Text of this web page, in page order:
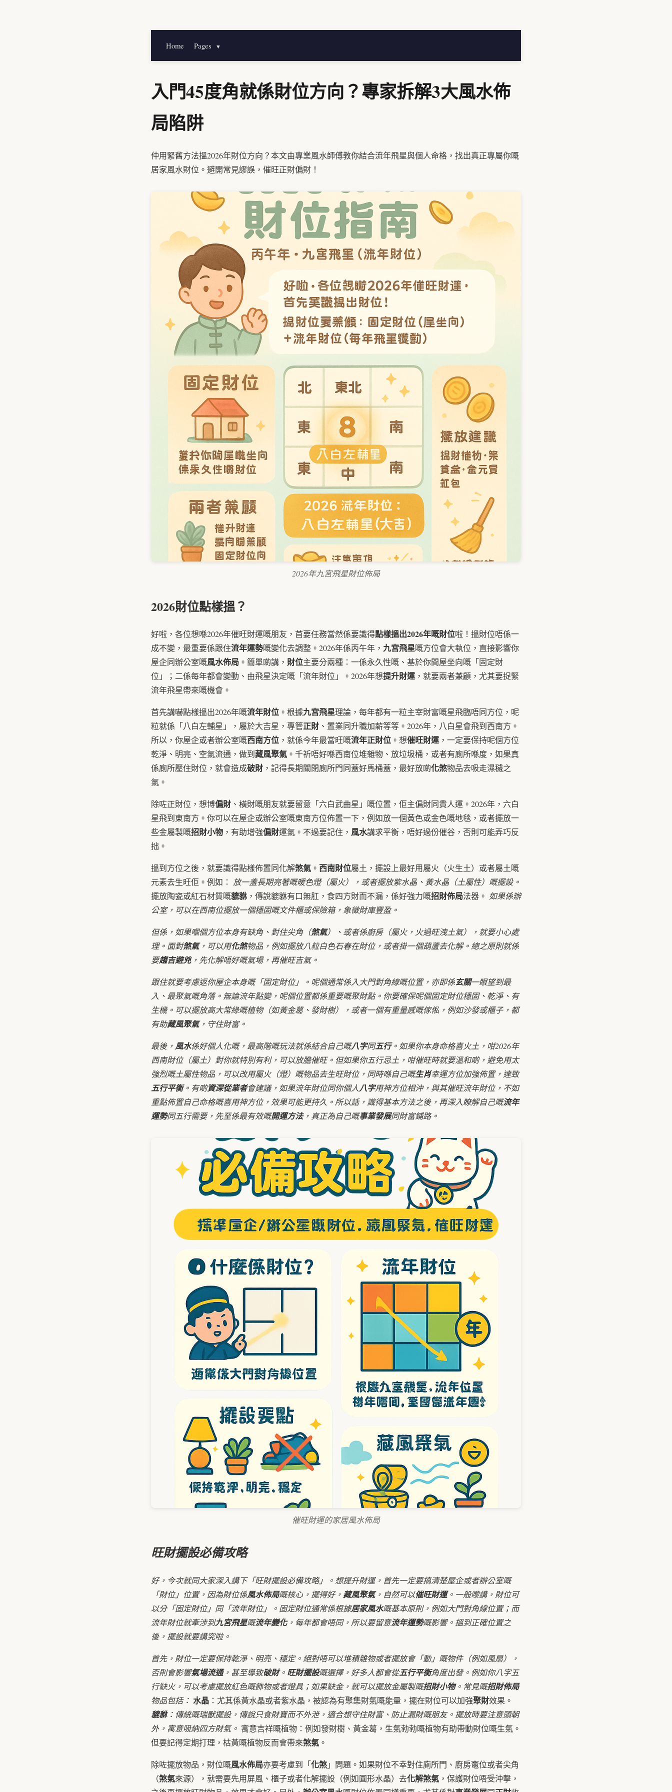
Home Pages ▼
入門45度角就係財位方向？專家拆解3大風水佈
局陷阱
仲用緊舊方法搵2026年財位方向？本文由專業風水師傅教你結合流年飛星與個人命格，找出真正專屬你嘅
居家風水財位。避開常見謬誤，催旺正財偏財！
2026年九宮飛星財位佈局
2026財位點樣搵？
好啦，各位想喺2026年催旺財運嘅朋友，首要任務當然係要識得點樣搵出2026年嘅財位啦！搵財位唔係一
成不變，最重要係跟住流年運勢嘅變化去調整。2026年係丙午年， 九宮飛星嘅方位會大執位，直接影響你
屋企同辦公室嘅風水佈局 。簡單啲講， 財位主要分兩種：一係永久性嘅、基於你間屋坐向嘅「固定財
位」；二係每年都會變動、由飛星決定嘅「流年財位」。2026年想提升財運 ，就要兩者兼顧，尤其要捉緊
流年飛星帶來嘅機會。
首先講嚇點樣搵出2026年嘅流年財位 。根據九宮飛星理論，每年都有一粒主宰財富嘅星飛臨唔同方位，呢
粒就係「八白左輔星」，屬於大吉星，專管正財 、置業同升職加薪等等。2026年，八白星會飛到西南方。
所以，你屋企或者辦公室嘅西南方位 ，就係今年最當旺嘅流年正財位 。想催旺財運 ，一定要保持呢個方位
乾淨、明亮、空氣流通，做到藏風聚氣 。千祈唔好喺西南位堆雜物、放垃圾桶，或者有廁所喺度，如果真
係廁所壓住財位，就會造成破財 ，記得長期關閉廁所門同蓋好馬桶蓋，最好放啲化煞物品去吸走濕穢之
氣。
除咗正財位，想博偏財 、橫財嘅朋友就要留意「六白武曲星」嘅位置，佢主偏財同貴人運。2026年，六白
星飛到東南方。你可以在屋企或辦公室嘅東南方位佈置一下，例如放一個黃色或金色嘅地毯，或者擺放一
些金屬製嘅招財小物 ，有助增強偏財運氣。不過要記住， 風水講求平衡，唔好過份催谷，否則可能弄巧反
拙。
搵到方位之後，就要識得點樣佈置同化解煞氣 。 西南財位屬土，擺設上最好用屬火（火生土）或者屬土嘅
元素去生旺佢。例如： 放一盞長期亮著嘅暖色燈（屬火），或者擺放紫水晶、黃水晶（土屬性）嘅擺設。
擺放陶瓷或紅石材質嘅貔貅 ，傳說貔貅有口無肛，食四方財而不漏，係好強力嘅招財佈局法器。 如果係辦
公室，可以在西南位擺放一個穩固嘅文件櫃或保險箱，象徵財庫豐盈。
但係，如果嗰個方位本身有缺角、對住尖角（煞氣）、或者係廚房（屬火，火過旺洩土氣），就要小心處
理。面對煞氣，可以用化煞物品，例如擺放八粒白色石春在財位，或者掛一個葫蘆去化解。總之原則就係
要趨吉避兇，先化解唔好嘅氣場，再催旺吉氣。
跟住就要考慮返你屋企本身嘅「固定財位」。呢個通常係入大門對角線嘅位置，亦即係玄關一眼望到最
入、最聚氣嘅角落。無論流年點變，呢個位置都係重要嘅聚財點。你要確保呢個固定財位穩固、乾淨、有
生機。可以擺放高大常綠嘅植物（如黃金葛、發財樹），或者一個有重量感嘅傢俬，例如沙發或櫃子，都
有助藏風聚氣，守住財富。
最後， 風水係好個人化嘅，最高階嘅玩法就係結合自己嘅八字同五行。如果你本身命格喜火土，咁2026年
西南財位（屬土）對你就特別有利，可以放膽催旺。但如果你五行忌土，咁催旺時就要溫和啲，避免用太
強烈嘅土屬性物品，可以改用屬火（燈）嘅物品去生旺財位，同時喺自己嘅生肖幸運方位加強佈置，達致
五行平衡。有啲資深從業者會建議，如果流年財位同你個人八字用神方位相沖，與其催旺流年財位，不如
重點佈置自己命格嘅喜用神方位，效果可能更持久。所以話，識得基本方法之後，再深入瞭解自己嘅流年
運勢同五行需要，先至係最有效嘅開運方法，真正為自己嘅事業發展同財富鋪路。
催旺財運的家居風水佈局
旺財擺設必備攻略
好，今次就同大家深入講下「旺財擺設必備攻略」。想提升財運，首先一定要搞清楚屋企或者辦公室嘅
「財位」位置，因為財位係風水佈局嘅核心，擺得好， 藏風聚氣，自然可以催旺財運。一般嚟講，財位可
以分「固定財位」同「流年財位」。固定財位通常係根據居家風水嘅基本原則，例如大門對角線位置；而
流年財位就牽涉到九宮飛星嘅流年變化，每年都會唔同，所以要留意流年運勢嘅影響。搵到正確位置之
後，擺設就要講究啦。
首先，財位一定要保持乾淨、明亮、穩定。絕對唔可以堆積雜物或者擺放會「動」嘅物件（例如風扇），
否則會影響氣場流通，甚至導致破財。 旺財擺設嘅選擇，好多人都會從五行平衡角度出發。例如你八字五
行缺火，可以考慮擺放紅色嘅飾物或者燈具；如果缺金，就可以擺放金屬製嘅招財小物。常見嘅招財佈局
物品包括： 水晶 ：尤其係黃水晶或者紫水晶，被認為有聚集財氣嘅能量，擺在財位可以加強聚財效果。
貔貅：傳統嘅瑞獸擺設，傳說只食財寶而不外泄，適合想守住財富、防止漏財嘅朋友。擺放時要注意頭朝
外，寓意吸納四方財氣。 寓意吉祥嘅植物：例如發財樹、黃金葛，生氣勃勃嘅植物有助帶動財位嘅生氣。
但要記得定期打理，枯黃嘅植物反而會帶來煞氣 。
除咗擺放物品，財位嘅風水佈局亦要考慮到「化煞」問題。如果財位不幸對住廁所門、廚房竈位或者尖角
（煞氣來源），就需要先用屏風、櫃子或者化解擺設（例如圓形水晶）去化解煞氣 ，保護財位唔受沖擊，